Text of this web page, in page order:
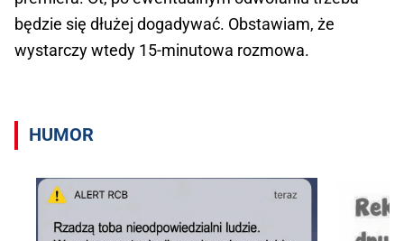
będzie się dłużej dogadywać. Obstawiam, że
wystarczy wtedy 15-minutowa rozmowa.
HUMOR